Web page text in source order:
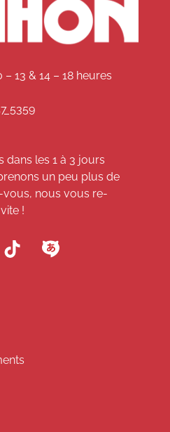
13 & 14 – 18 heures
5359
les 1 à 3 jours
un peu plus de
nous vous re-
!